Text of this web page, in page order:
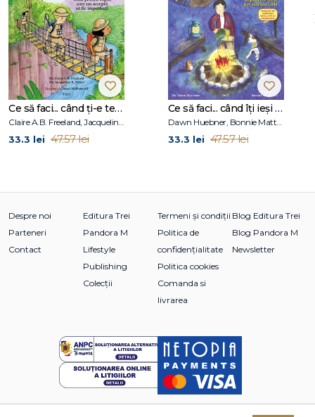
Ce să faci... când ți-e teamă de greșeli. Ghid pentru copiii care nu acceptă să fie imperfecți
33.3 lei 47.57 lei
Ce să faci... când îţi ieşi din fire. Ghid pentru copiii care nu-şi pot stăpâni furia
33.3 lei 47.57 lei
Despre noi
Parteneri
Contact
Editura Trei
Pandora M
Lifestyle
Publishing
Colecții
Termeni și condiții
Politica de
confidențialitate
Politica cookies
Comanda si
livrarea
Blog Editura Trei
Blog Pandora M
Newsletter